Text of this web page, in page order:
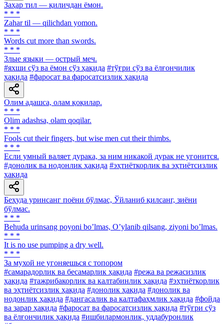
Заҳар тил — қиличдан ёмон.
* * *
Zahar til — qilichdan yomon.
* * *
Words cut more than swords.
* * *
Злые языки — острый меч.
#яхши сўз ва ёмон сўз ҳақида #тўғри сўз ва ёлғончилик
ҳақида #фаросат ва фаросатсизлик ҳақида
Олим адашса, олам қоқилар.
* * *
Olim adashsa, olam qoqilar.
* * *
Fools cut their fingers, but wise men cut their thimbs.
* * *
Если умный валяет дурака, за ним никакой дурак не угонится.
#донолик ва нодонлик ҳақида #эҳтиёткорлик ва эҳтиётсизлик
ҳақида
Беҳуда уринсанг поёни бўлмас, Ўйланиб қилсанг, зиёни
бўлмас.
* * *
Behuda urinsang poyoni boʼlmas, Oʼylanib qilsang, ziyoni boʼlmas.
* * *
It is no use pumping a dry well.
* * *
За мухой не угоняешься с топором
#самарадорлик ва бесамарлик ҳақида #режа ва режасизлик
ҳақида #тажрибакорлик ва калтабинлик ҳақида #эҳтиёткорлик
ва эҳтиётсизлик ҳақида #донолик ҳақида #донолик ва
нодонлик ҳақида #дангасалик ва калтафаҳмлик ҳақида #фойда
ва зарар ҳақида #фаросат ва фаросатсизлик ҳақида #тўғри сўз
ва ёлғончилик ҳақида #ишбилармонлик, уддабуронлик